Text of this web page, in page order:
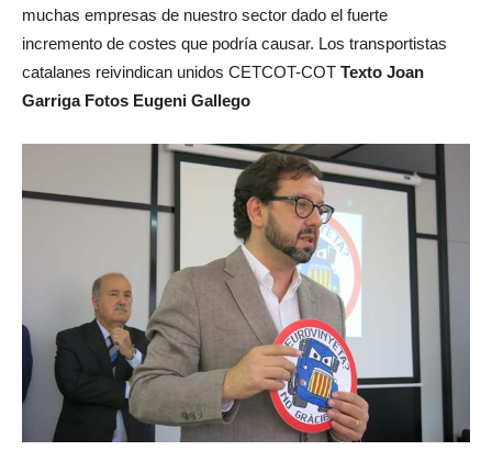
muchas empresas de nuestro sector dado el fuerte
incremento de costes que podría causar. Los transportistas
catalanes reivindican unidos CETCOT-COT Texto Joan
Garriga Fotos Eugeni Gallego